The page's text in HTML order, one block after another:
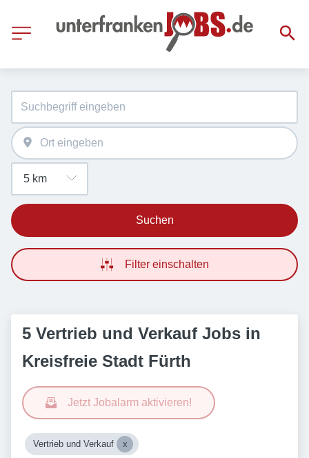
Suchen
Filter einschalten
5 Vertrieb und Verkauf Jobs in
Kreisfreie Stadt Fürth
Jetzt Jobalarm aktivieren!
Vertrieb und Verkauf